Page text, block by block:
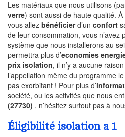
Les matériaux que nous utilisons
verre) sont aussi de haute qualité.
vous allez bénéficierd’un confort
de leur consommation, vous n’avez
système que nous installerons au
permettra plus d’economies
prix isolation, il n’y a aucune
l’appellation même du programme
pas exorbitant ! Pour plus d’
société, ou les activités que nous
(27730) , n’hésitez surtout pas à
Éligibilité isolation a 1